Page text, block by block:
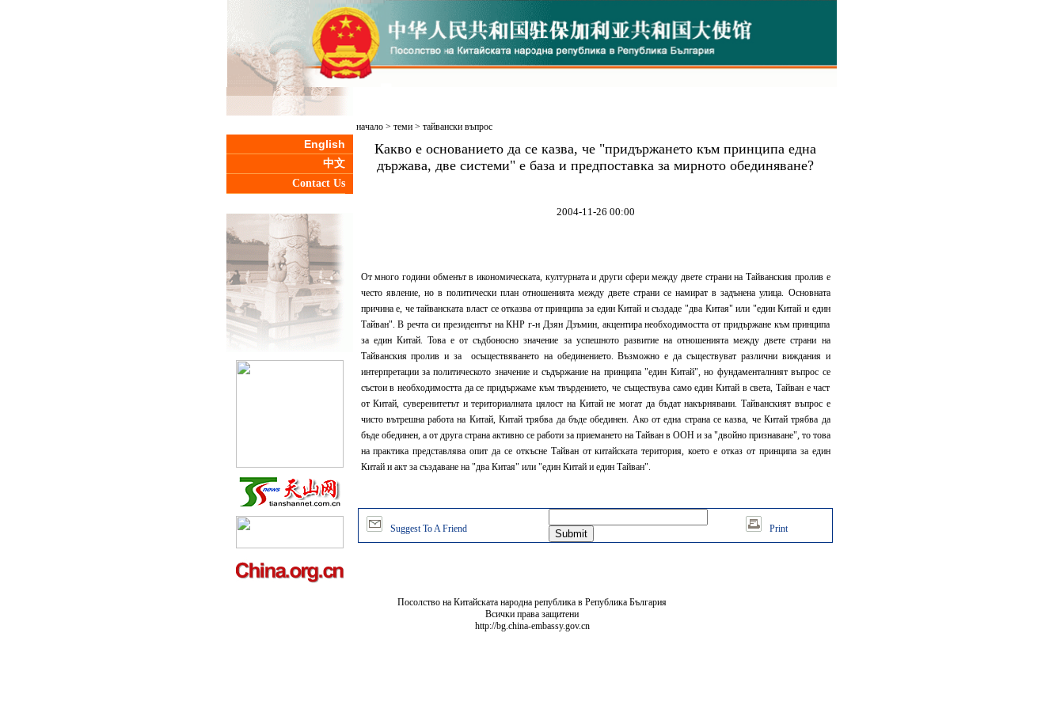
English
中文
Contact Us
начало> теми> тайвански въпрос
Какво е основанието да се казва, че "придържането към принципа една
държава, две системи" е база и предпоставка за мирното обединяване?
2004-11-26 00:00
От много години обменът в икономическата, културната и други сфери между двете страни на Тайванския пролив е
често явление, но в политически план отношенията между двете страни се намират в задънена улица. Основната
причина е, че тайванската власт се отказва от принципа за един Китай и създаде "два Китая" или "един Китай и един
Тайван". В речта си президентът на КНР г-н Дзян Дзъмин, акцентира необходимостта от придържане към принципа
за един Китай. Това е от съдбоносно значение за успешното развитие на отношенията между двете страни на
Тайванския пролив и за осъществяването на обединението. Възможно е да съществуват различни виждания и
интерпретации за политическото значение и съдържание на принципа "един Китай", но фундаменталният въпрос се
състои в необходимостта да се придържаме към твърдението, че съществува само един Китай в света, Тайван е част
от Китай, суверенитетът и териториалната цялост на Китай не могат да бъдат накърнявани. Тайванският въпрос е
чисто вътрешна работа на Китай, Китай трябва да бъде обединен. Ако от една страна се казва, че Китай трябва да
бъде обединен, а от друга страна активно се работи за приемането на Тайван в ООН и за "двойно признаване", то това
на практика представлява опит да се откъсне Тайван от китайската територия, което е отказ от принципа за един
Китай и акт за създаване на "два Китая" или "един Китай и един Тайван".
Suggest To A Friend Print
Посолство на Китайската народна република в Република България
Всички права защитени
http://bg.china-embassy.gov.cn